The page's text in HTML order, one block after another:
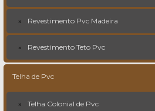
Revestimento Pvc Madeira
Revestimento Teto Pvc
Telha de Pvc
Telha Colonial de Pvc